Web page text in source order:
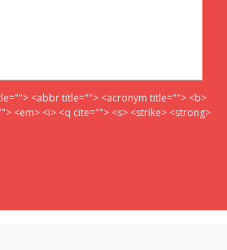
<abbr title=""> <acronym title=""> <b>
<em> <i> <q cite=""> <s> <strike> <strong>